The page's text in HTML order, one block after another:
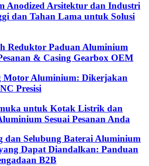
Anodized Arsitektur dan Industri
dan Tahan Lama untuk Solusi
Reduktor Paduan Aluminium
& Casing Gearbox OEM
Motor Aluminium: Dikerjakan
Presisi
untuk Kotak Listrik dan
Sesuai Pesanan Anda
dan Selubung Baterai Aluminium
yang Dapat Diandalkan: Panduan
B2B